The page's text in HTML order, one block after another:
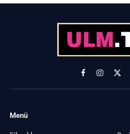
FacebookInstagram
X
Menü